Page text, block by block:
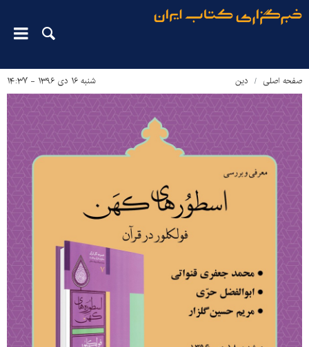
صفحه اصلی دین‌ شنبه ۱۶ دی ۱۳۹۶ - ۱۴:۳۷